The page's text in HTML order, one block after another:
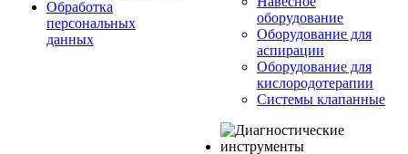
Обработка
персональных
данных
оборудование
Оборудование для
аспирации
Оборудование для
кислородотерапии
Системы клапанные